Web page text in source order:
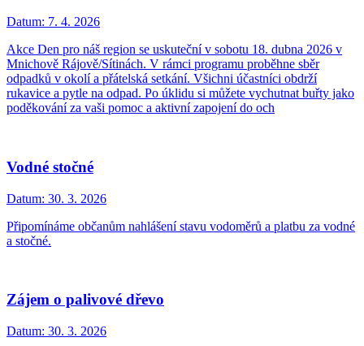
Datum: 7. 4. 2026
Akce Den pro náš region se uskuteční v sobotu 18. dubna 2026 v
Mnichově Rájově/Sítinách. V rámci programu proběhne sběr
odpadků v okolí a přátelská setkání. Všichni účastníci obdrží
rukavice a pytle na odpad. Po úklidu si můžete vychutnat buřty jako
poděkování za vaši pomoc a aktivní zapojení do och
Vodné stočné
Datum: 30. 3. 2026
Připomínáme občanům nahlášení stavu vodoměrů a platbu za vodné
a stočné.
Zájem o palivové dřevo
Datum: 30. 3. 2026